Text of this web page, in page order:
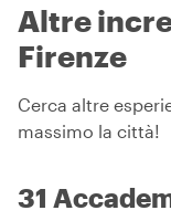
Altre
Firenze
Cerca altre
massimo la città!
31